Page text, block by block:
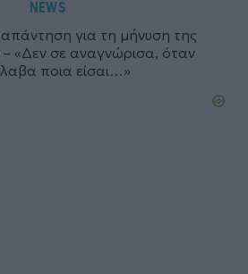
NEWS
για τη μήνυση της
«Δεν σε αναγνώρισα, όταν
ποια είσαι…»